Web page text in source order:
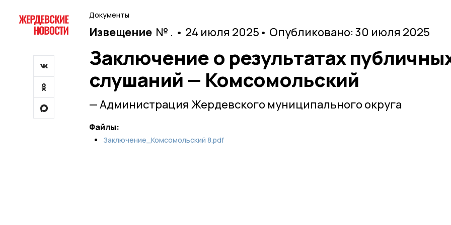
Документы
Извещение № . • 24 июля 2025 • Опубликовано: 30 июля 2025
Заключение о результатах
слушаний — Комсомольский
— Администрация Жердевского муниципального округа
Файлы:
Заключение_Комсомольский 8.pdf